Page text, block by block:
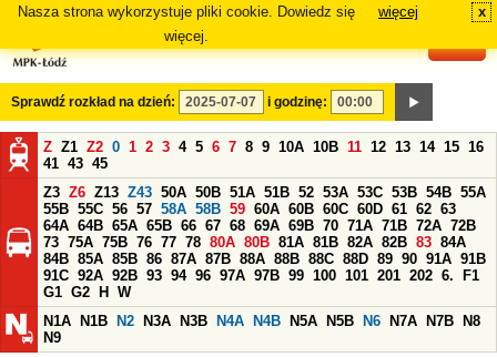
Nasza strona wykorzystuje pliki cookie. Dowiedz się
więcej.
więcej x
Sprawdź rozkład na dzień: i godzinę:
Z Z1 Z2 0 1 2 3 4 5 6 7 8 9 10A 10B 11 12 13 14 15 16
41 43 45
Z3 Z6 Z13 Z43 50A 50B 51A 51B 52 53A 53C 53B 54B 55A
55B 55C 56 57 58A 58B 59 60A 60B 60C 60D 61 62 63
64A 64B 65A 65B 66 67 68 69A 69B 70 71A 71B 72A 72B
73 75A 75B 76 77 78 80A 80B 81A 81B 82A 82B 83 84A
84B 85A 85B 86 87A 87B 88A 88B 88C 88D 89 90 91A 91B
91C 92A 92B 93 94 96 97A 97B 99 100 101 201 202 6.
F1
G1 G2 H
W
N1A
N1B N2 N3A N3B N4A N4B N5A N5B N6 N7A N7B
N8
N9